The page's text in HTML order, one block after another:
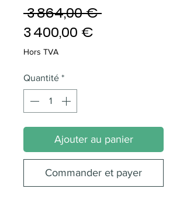
3 864,00 € Prix
3 400,00 €
Hors TVA
Quantité *
Ajouter au panier
Commander et payer